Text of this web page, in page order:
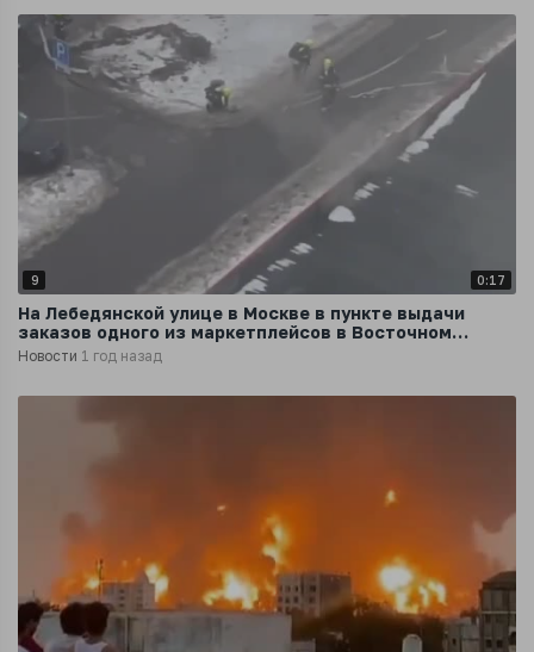
9 0:17
На Лебедянской улице в Москве в пункте выдачи
заказов одного из маркетплейсов в Восточном
Бирюлево пожар
Новости 1 год назад